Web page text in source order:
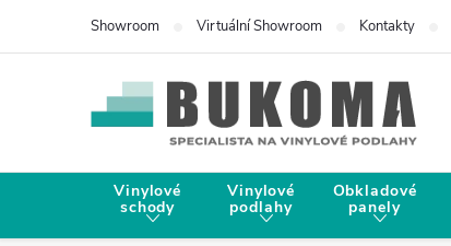
Showroom Virtuální Showroom Kontakty
Vinylové
schody
Vinylové
podlahy
Obkladové
panely